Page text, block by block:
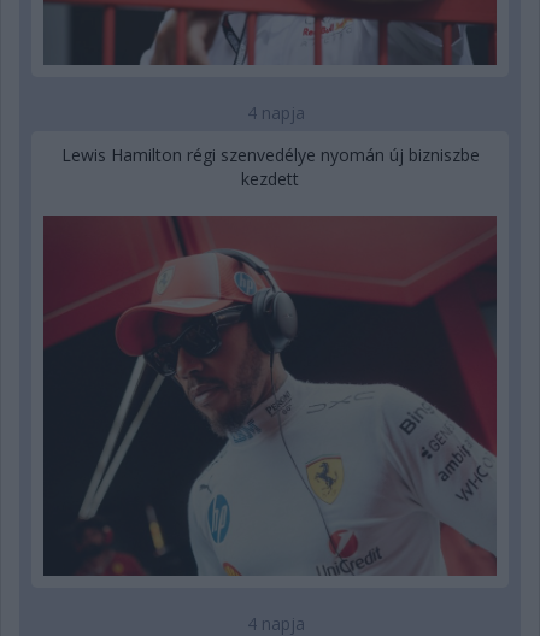
4 napja
Lewis Hamilton régi szenvedélye nyomán új bizniszbe
kezdett
4 napja